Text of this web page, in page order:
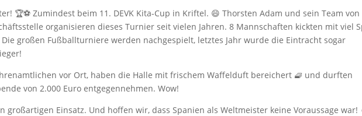
🏆⚽ Zumindest beim 11. DEVK Kita-Cup in Kriftel. 😄 Thorsten Adam und sein Team
organisieren dieses Turnier seit vielen Jahren. 8 Mannschaften kickten mit viel
großen Fußballturniere werden nachgespielt, letztes Jahr wurde die Eintracht sogar
vor Ort, haben die Halle mit frischem Waffelduft bereichert 🧇 und durften
von 2.000 Euro entgegennehmen. Wow!
großartigen Einsatz. Und hoffen wir, dass Spanien als Weltmeister keine Voraussage war!